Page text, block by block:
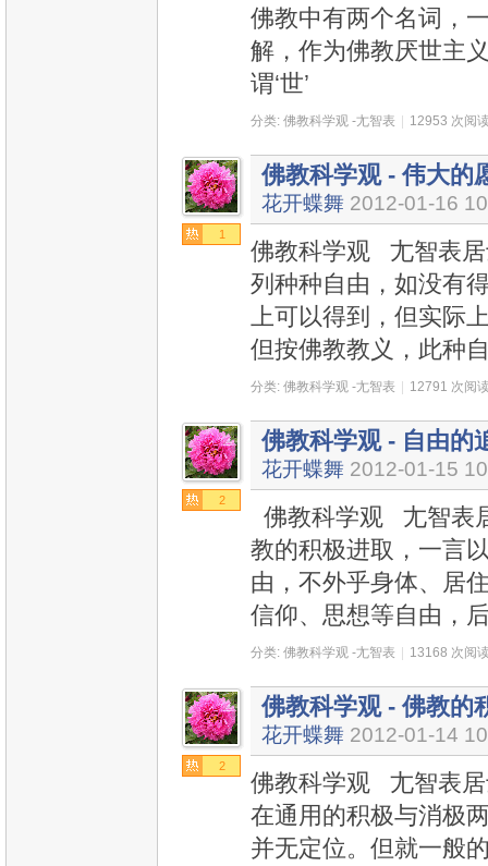
佛教中有两个名词，
解，作为佛教厌世主
谓‘世’
分类: 佛教科学观 -尢智表 12953 次阅
1
佛教科学观 - 伟大的
花开蝶舞 2012-01-16
佛教科学观 尢智表
列种种自由，如没有
上可以得到，但实际
但按佛教教义，此种
分类: 佛教科学观 -尢智表 12791 次阅
2
佛教科学观 - 自由的
花开蝶舞 2012-01-15
佛教科学观 尢智表
教的积极进取，一言
由，不外乎身体、居
信仰、思想等自由，
分类: 佛教科学观 -尢智表 13168 次阅
2
佛教科学观 - 佛教的
花开蝶舞 2012-01-14
佛教科学观 尢智表
在通用的积极与消极
并无定位。但就一般